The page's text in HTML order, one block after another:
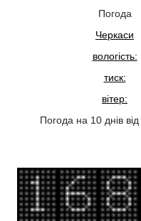
Погода
Черкаси
вологість:
тиск:
вітер:
Погода на 10 днів від